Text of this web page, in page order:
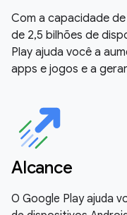
Com a capacidade
de 2,5 bilhões de
Play ajuda você a
apps e jogos e a
Alcance
O Google Play ajuda